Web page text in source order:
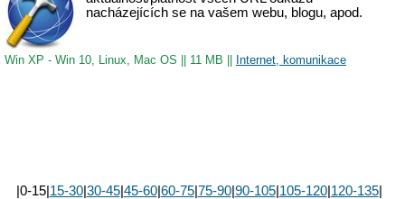
nacházejících se na vašem webu, blogu, apod.
Win XP - Win 10, Linux, Mac OS 11 MB Internet, komunikace
|0-15| 15-30| 30-45| 45-60| 60-75| 75-90| 90-105| 105-120| 120-135|